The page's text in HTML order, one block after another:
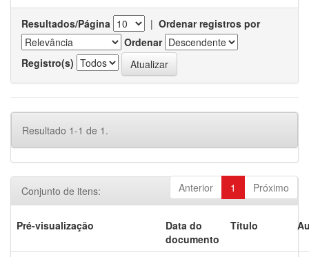
Resultados/Página | Ordenar registros por
Ordenar
Registro(s)
Resultado 1-1 de 1.
Anterior 1 Próximo
Conjunto de itens:
Pré-visualização
Data do
documento
Título